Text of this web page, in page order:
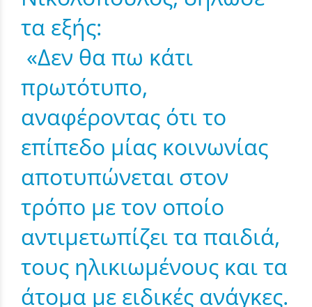
τα εξής:
«Δεν θα πω κάτι
πρωτότυπο,
αναφέροντας ότι το
επίπεδο μίας κοινωνίας
αποτυπώνεται στον
τρόπο με τον οποίο
αντιμετωπίζει τα παιδιά,
τους ηλικιωμένους και τα
άτομα με ειδικές ανάγκες.